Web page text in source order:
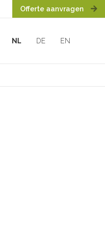
Offerte aanvragen
NL DE EN